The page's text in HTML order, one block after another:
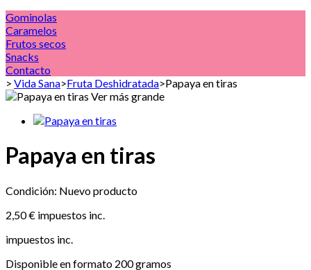
Gominolas
Caramelos
Frutos secos
Snacks
Contacto
> Vida Sana>Fruta Deshidratada>Papaya en tiras
Ver más grande
Papaya en tiras
Condición: Nuevo producto
2,50 € impuestos inc.
impuestos inc.
Disponible en formato 200 gramos